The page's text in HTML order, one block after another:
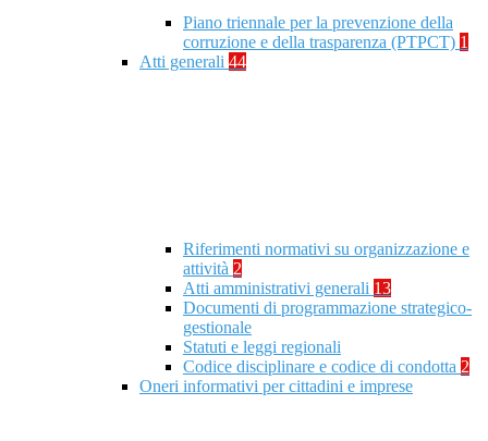
Piano triennale per la prevenzione della
corruzione e della trasparenza (PTPCT) 1
Atti generali 44
Riferimenti normativi su organizzazione e
attività 2
Atti amministrativi generali 13
Documenti di programmazione strategico-
gestionale
Statuti e leggi regionali
Codice disciplinare e codice di condotta 2
Oneri informativi per cittadini e imprese